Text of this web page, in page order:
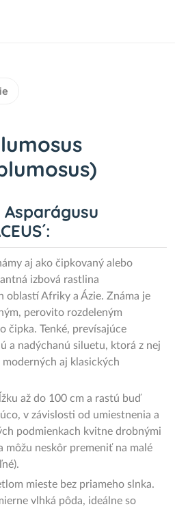
aj ako čipkovaný alebo
izbová rastlina
oblastí Afriky a Ázie. Známa je
perovito rozdeleným
čipka. Tenké, prevísajúce
a nadýchanú siluetu, ktorá z nej
aj klasických
až do 100 cm a rastú buď
v závislosti od umiestnenia a
podmienkach kvitne drobnými
môžu neskôr premeniť na malé
mieste bez priameho slnka.
vlhká pôda, ideálne so